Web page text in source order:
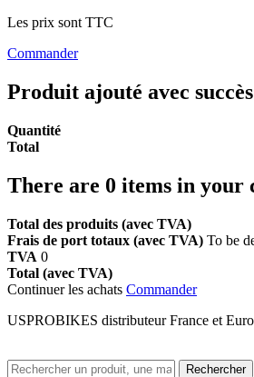
Les prix sont TTC
Commander
Produit ajouté avec
Quantité
Total
There are 0 items in your
Total des produits (avec TVA)
Frais de port totaux (avec TVA) To be
TVA 0
Total (avec TVA)
Continuer les achats Commander
USPROBIKES distributeur France et
Rechercher